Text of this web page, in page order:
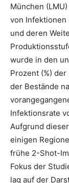
München
von Infektionen
und deren
wurde in den
Prozent (%)
der Bestände
Infektionsrate
Aufgrund
einigen
frühe 2-Shot-
Fokus der
lag auf der